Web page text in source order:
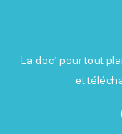
La doc’ pour tout
et